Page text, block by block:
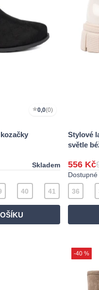
0,0(0)
Skladem
40 41
Stylové
světle
556 Kč
36
-40 %